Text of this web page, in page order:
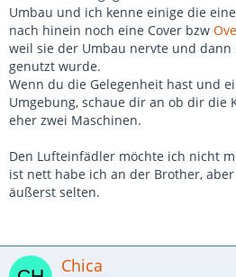
Umbau und ich kenne einige die
nach hinein noch eine Cover bzw
weil sie der Umbau nervte und
genutzt wurde.
Wenn du die Gelegenheit hast und
Umgebung, schaue dir an ob dir die
eher zwei Maschinen.
Den Lufteinfädler möchte ich nicht
ist nett habe ich an der Brother,
äußerst selten.
Chica